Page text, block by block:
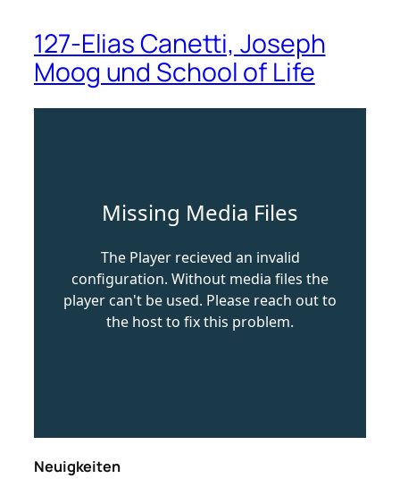
127-Elias Canetti, Joseph
Moog und School of Life
Neuigkeiten